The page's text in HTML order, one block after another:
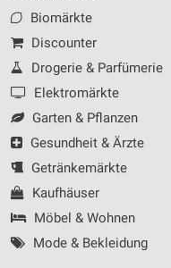
Biomärkte
Discounter
Drogerie & Parfümerie
Elektromärkte
Garten & Pflanzen
Gesundheit & Ärzte
Getränkemärkte
Kaufhäuser
Möbel & Wohnen
Mode & Bekleidung